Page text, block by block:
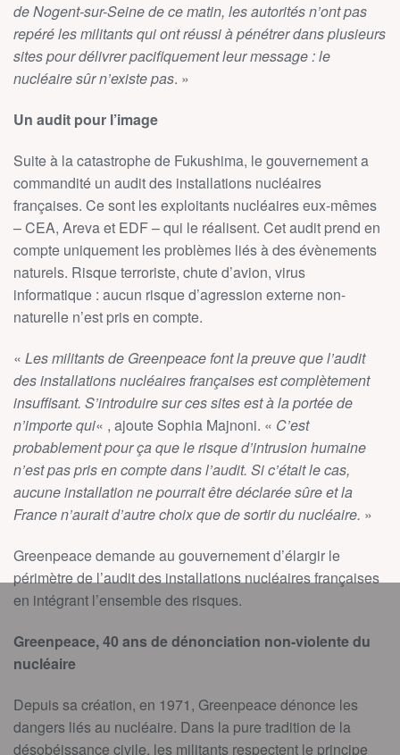
de Nogent-sur-Seine de ce matin, les autorités n’ont pas
repéré les militants qui ont réussi à pénétrer dans plusieurs
sites pour délivrer pacifiquement leur message : le
nucléaire sûr n’existe pas. »
Un audit pour l’image
Suite à la catastrophe de Fukushima, le gouvernement a
commandité un audit des installations nucléaires
françaises. Ce sont les exploitants nucléaires eux-mêmes
– CEA, Areva et EDF – qui le réalisent. Cet audit prend en
compte uniquement les problèmes liés à des évènements
naturels. Risque terroriste, chute d’avion, virus
informatique : aucun risque d’agression externe non-
naturelle n’est pris en compte.
« Les militants de Greenpeace font la preuve que l’audit
des installations nucléaires françaises est complètement
insuffisant. S’introduire sur ces sites est à la portée de
n’importe qui« , ajoute Sophia Majnoni. « C’est
probablement pour ça que le risque d’intrusion humaine
n’est pas pris en compte dans l’audit. Si c’était le cas,
aucune installation ne pourrait être déclarée sûre et la
France n’aurait d’autre choix que de sortir du nucléaire. »
Greenpeace demande au gouvernement d’élargir le
périmètre de l’audit des installations nucléaires françaises
en intégrant l’ensemble des risques.
Greenpeace, 40 ans de dénonciation non-violente du
nucléaire
Depuis sa création, en 1971, Greenpeace dénonce les
dangers liés au nucléaire. Dans la pure tradition de la
désobéissance civile, les militants respectent le principe